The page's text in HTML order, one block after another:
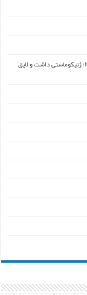
انتقاد تند یوتیوبر کانادایی از قهرمانی سمسون داودا در مستر المپیا ۲۰۲۴: ژنیکوماستی داشت و لایق